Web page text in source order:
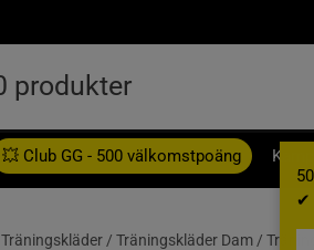
✔
💥 Club GG - 500 välkomstpoäng
Träningskläder / Träningskläder Dam /